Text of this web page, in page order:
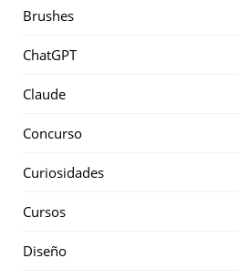
Brushes
ChatGPT
Claude
Concurso
Curiosidades
Cursos
Diseño